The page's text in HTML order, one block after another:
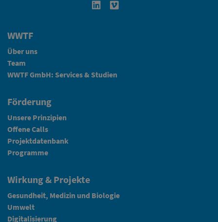
Linkedin in neuem Fenster öffnen
WWTF
Über uns
Team
WWTF GmbH: Services & Studien
Förderung
Unsere Prinzipien
Offene Calls
Projektdatenbank
Programme
Wirkung & Projekte
Gesundheit, Medizin und Biologie
Umwelt
Digitalisierung